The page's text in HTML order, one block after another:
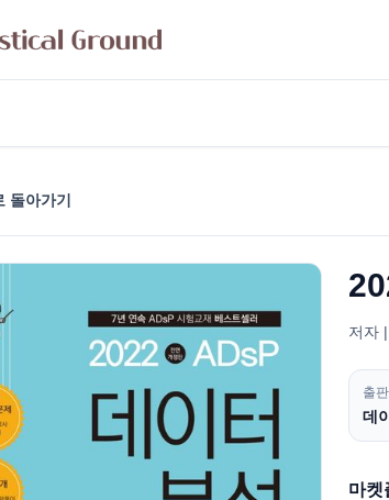
돌아가기
저자 |
출
데
마켓